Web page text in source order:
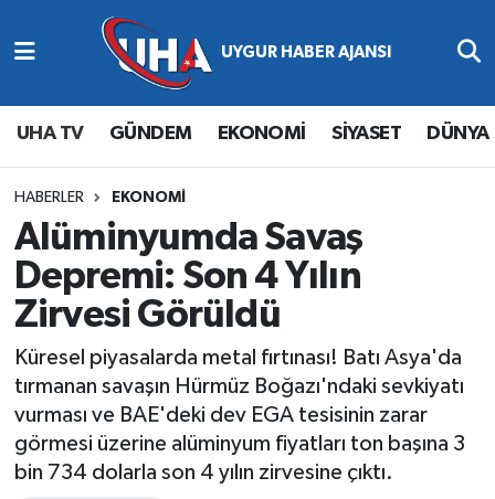
UHA TV GÜNDEM EKONOMİ SİYASET DÜNYA
HABERLER EKONOMİ
Alüminyumda Savaş
Depremi: Son 4 Yılın
Zirvesi Görüldü
Küresel piyasalarda metal fırtınası! Batı Asya'da
tırmanan savaşın Hürmüz Boğazı'ndaki sevkiyatı
vurması ve BAE'deki dev EGA tesisinin zarar
görmesi üzerine alüminyum fiyatları ton başına 3
bin 734 dolarla son 4 yılın zirvesine çıktı.
Abone Ol
Gündem
Ekonomi
Magazin
Siyaset
Spor
Yaşam
Nöbetçi Eczaneler
Hava Durumu
Namaz Vakitleri
Trafik Durumu
Süper Lig Puan Durumu ve Fikstür
Tüm Manşetler
Son Dakika Haberleri
Haber Arşivi